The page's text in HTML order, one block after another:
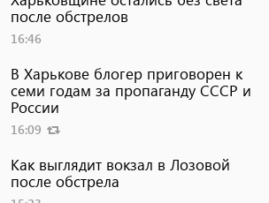
после обстрелов
16:46
В Харькове блогер приговорен к
семи годам за пропаганду СССР и
России
16:09
Как выглядит вокзал в Лозовой
после обстрела